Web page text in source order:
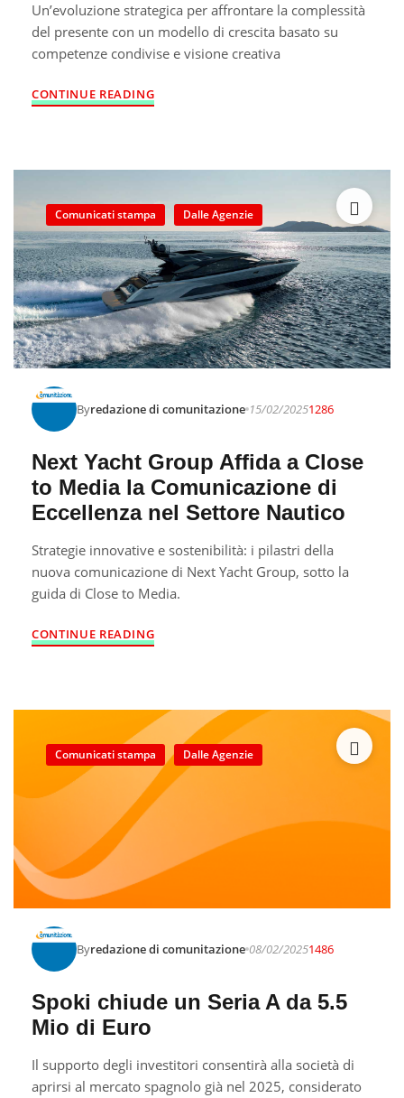
Un’evoluzione strategica per affrontare la complessità
del presente con un modello di crescita basato su
competenze condivise e visione creativa
CONTINUE READING
Comunicati stampa Dalle Agenzie
Byredazione di comunitazione 15/02/20251286
Next Yacht Group Affida a Close
to Media la Comunicazione di
Eccellenza nel Settore Nautico
Strategie innovative e sostenibilità: i pilastri della
nuova comunicazione di Next Yacht Group, sotto la
guida di Close to Media.
CONTINUE READING
Comunicati stampa Dalle Agenzie
Byredazione di comunitazione 08/02/20251486
Spoki chiude un Seria A da 5.5
Mio di Euro
Il supporto degli investitori consentirà alla società di
aprirsi al mercato spagnolo già nel 2025, considerato